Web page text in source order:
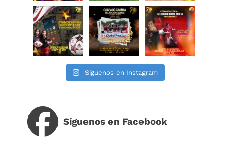
Síguenos en Instagram
Síguenos en Facebook